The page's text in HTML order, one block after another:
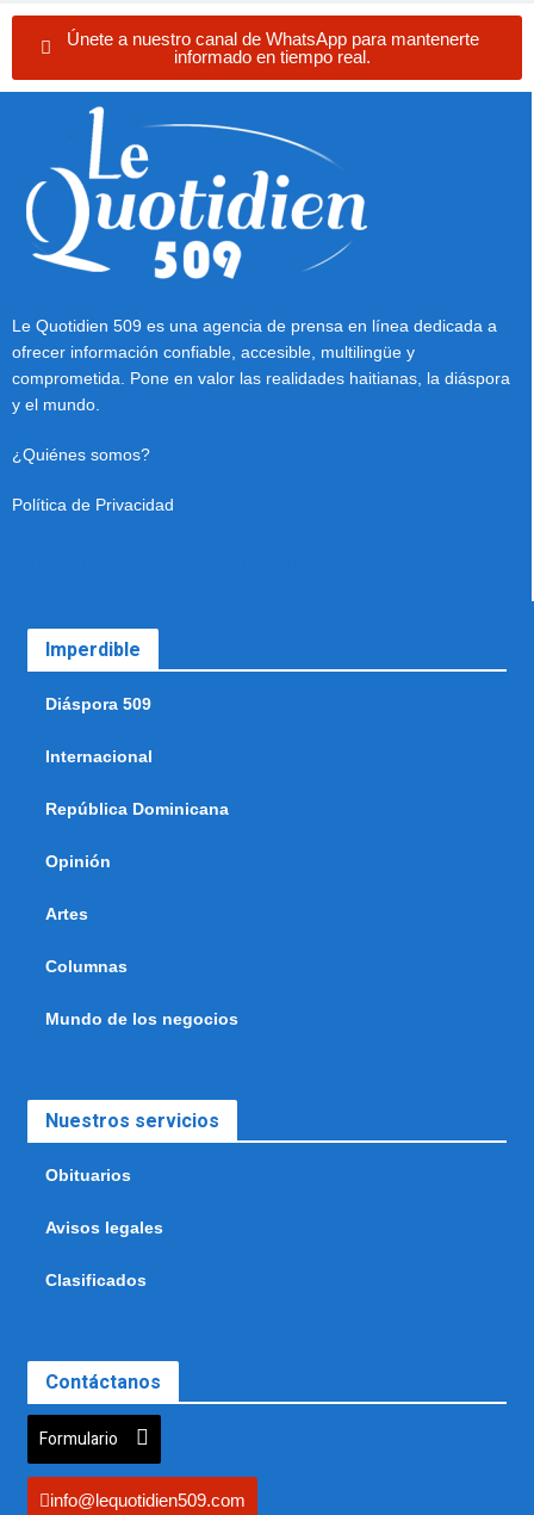
Únete a nuestro canal de WhatsApp para mantenerte
informado en tiempo real.
Le Quotidien 509 es una agencia de prensa en línea dedicada a
ofrecer información confiable, accesible, multilingüe y
comprometida. Pone en valor las realidades haitianas, la diáspora
y el mundo.
¿Quiénes somos?
Política de Privacidad
Imperdible
Diáspora 509
Internacional
República Dominicana
Opinión
Artes
Columnas
Mundo de los negocios
Nuestros servicios
Obituarios
Avisos legales
Clasificados
Contáctanos
Formulario
info@lequotidien509.com